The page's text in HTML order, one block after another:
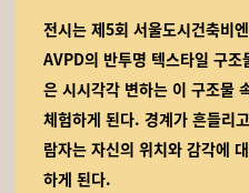
전시는 제5회 서울도시건축비
AVPD의 반투명 텍스타일 구
은 시시각각 변하는 이 구조물
체험하게 된다. 경계가 흔들리
람자는 자신의 위치와 감각에
하게 된다.